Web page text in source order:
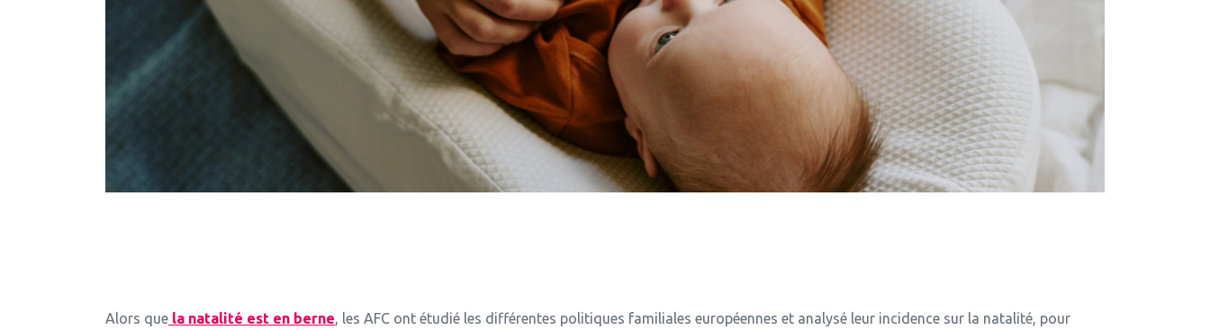
Alors que la natalité est en berne, les AFC ont étudié les différentes politiques familiales européennes et analysé leur incidence sur la natalité, pour